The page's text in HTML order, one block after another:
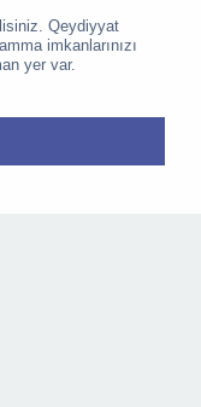
Qeydiyyat
imkanlarınızı
yer var.